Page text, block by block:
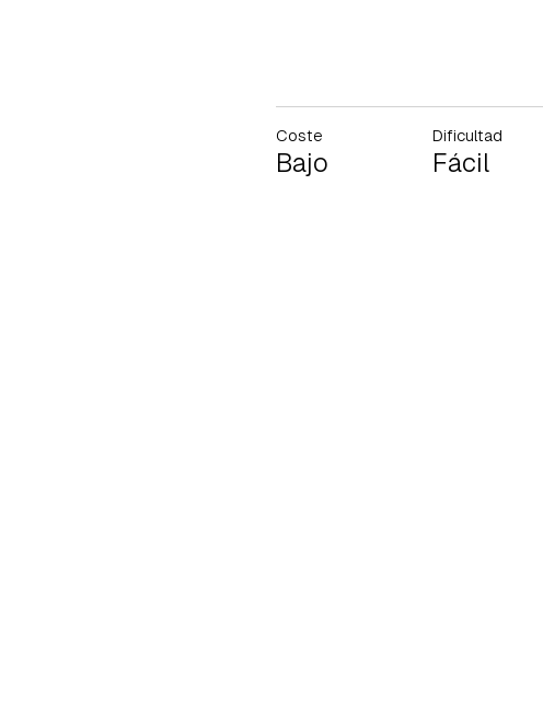
Coste
Bajo
Dificultad
Fácil